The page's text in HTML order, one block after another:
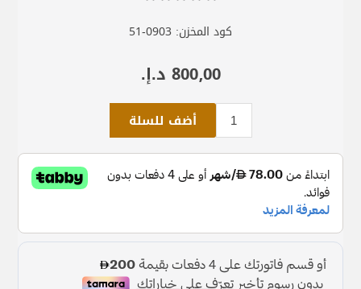
كود المخزن: 51-0903
800٫00 د.إ.‏
أضف للسلة